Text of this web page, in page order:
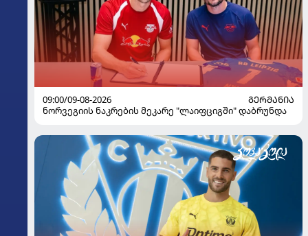
09:00/09-08-2026
ᲒᲔᲠᲛᲐᲜᲘᲐ
ნორვეგიის ნაკრების მეკარე "ლაიფციგში" დაბრუნდა